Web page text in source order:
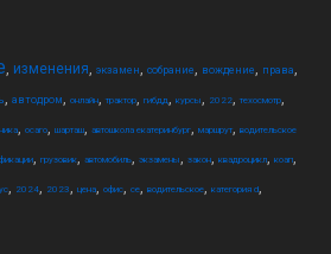
, изменения, экзамен, собрание, вождение, права,
, автодром, онлайн, трактор, гибдд, курсы, 2022, техосмотр,
, осаго, шарташ, автошкола екатеринбург, маршрут, водительское
, грузовик, автомобиль, экзамены, закон, квадроцикл, коап,
, 2024, 2023, цена, офис, ce, водительское, категория d,